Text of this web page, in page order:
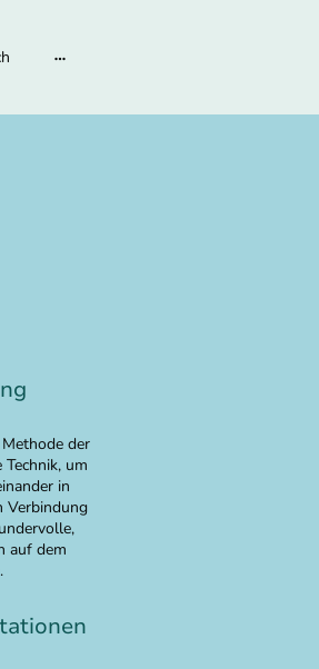
der
Technik, um
in
Verbindung
auf dem